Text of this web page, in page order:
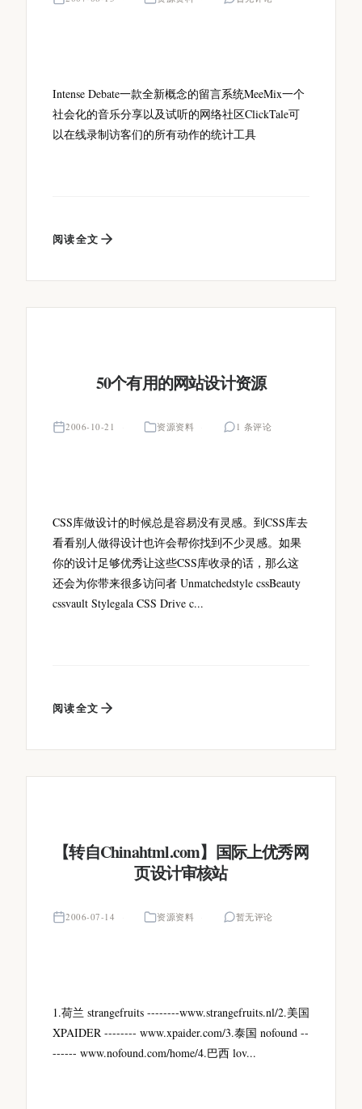
Intense Debate一款全新概念的留言系统MeeMix一个
社会化的音乐分享以及试听的网络社区ClickTale可
以在线录制访客们的所有动作的统计工具
阅读全文
50个有用的网站设计资源
2006-10-21 资源资料 1 条评论
CSS库做设计的时候总是容易没有灵感。到CSS库去
看看别人做得设计也许会帮你找到不少灵感。如果
你的设计足够优秀让这些CSS库收录的话，那么这
还会为你带来很多访问者 Unmatchedstyle cssBeauty
cssvault Stylegala CSS Drive c...
阅读全文
【转自Chinahtml.com】国际上优秀网
页设计审核站
2006-07-14 资源资料 暂无评论
1.荷兰 strangefruits --------www.strangefruits.nl/2.美国
XPAIDER -------- www.xpaider.com/3.泰国 nofound --
------ www.nofound.com/home/4.巴西 lov...